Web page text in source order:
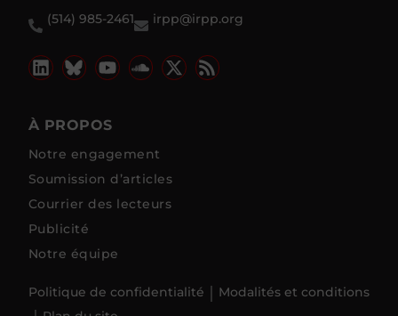
(514) 985-2461
irpp@irpp.org
À PROPOS
Notre engagement
Soumission d’articles
Courrier des lecteurs
Publicité
Notre équipe
Politique de confidentialité
Modalités et conditions